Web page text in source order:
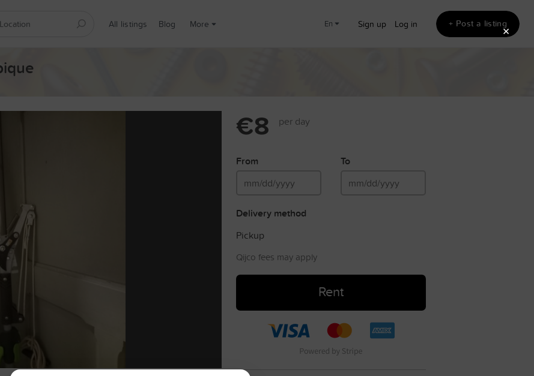
All listings Blog More en Sign up Log in + Post a listing
€8 per day
From To
Delivery method
Pickup
Qijco fees may apply
Rent
×